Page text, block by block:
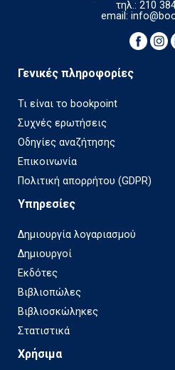
τηλ.: 210
email:
Γενικές πληροφορίες
Τι είναι το bookpoint
Συχνές ερωτήσεις
Οδηγίες αναζήτησης
Επικοινωνία
Πολιτική απορρήτου (GDPR)
Υπηρεσίες
Δημιουργία λογαριασμού
Δημιουργοί
Εκδότες
Βιβλιοπώλες
Βιβλιοσκώληκες
Στατιστικά
Χρήσιμα